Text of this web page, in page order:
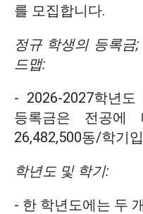
를 모집합니다.
정규 학생의 등록금
드맵:
- 2026-2027학년
등록금은 전공에
26,482,500동/학기
학년도 및 학기:
- 한 학년도에는 두